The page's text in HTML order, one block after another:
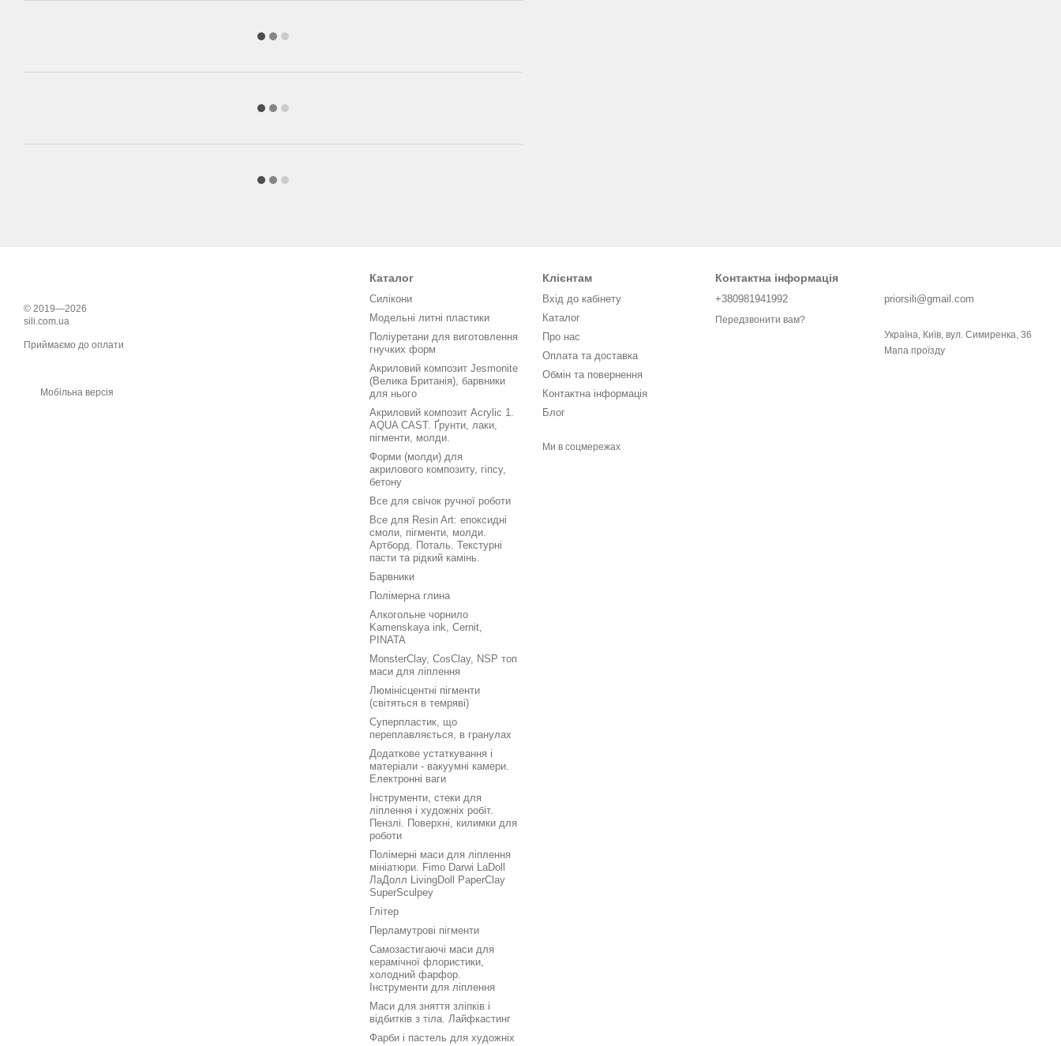
© 2019—2026
sili.com.ua
Приймаємо до оплати
Мобільна версія
Каталог
Силікони
Модельні литні пластики
Поліуретани для виготовлення
гнучких форм
Акриловий композит Jesmonite
(Велика Британія), барвники
для нього
Акриловий композит Acrylic 1.
AQUA CAST. Ґрунти, лаки,
пігменти, молди.
Форми (молди) для
акрилового композиту, гіпсу,
бетону
Все для свічок ручної роботи
Все для Resin Art: епоксидні
смоли, пігменти, молди.
Артборд. Поталь. Текстурні
пасти та рідкий камінь.
Барвники
Полімерна глина
Алкогольне чорнило
Kamenskaya ink, Cernit,
PINATA
MonsterClay, CosClay, NSP топ
маси для ліплення
Люмінісцентні пігменти
(світяться в темряві)
Суперпластик, що
переплавляється, в гранулах
Додаткове устаткування і
матеріали - вакуумні камери.
Електронні ваги
Інструменти, стеки для
ліплення і художніх робіт.
Пензлі. Поверхні, килимки для
роботи
Полімерні маси для ліплення
мініатюри. Fimo Darwi LaDoll
ЛаДолл LivingDoll PaperClay
SuperSculpey
Глітер
Перламутрові пігменти
Самозастигаючі маси для
керамічної флористики,
холодний фарфор.
Інструменти для ліплення
Маси для зняття зліпків і
відбитків з тіла. Лайфкастинг
Фарби і пастель для художніх
Клієнтам
Вхід до кабінету
Каталог
Про нас
Оплата та доставка
Обмін та повернення
Контактна інформація
Блог
Ми в соцмережах
Контактна інформація
+380981941992
Передзвонити вам?
priorsili@gmail.com
Україна, Київ, вул. Симиренка, 36
Мапа проїзду